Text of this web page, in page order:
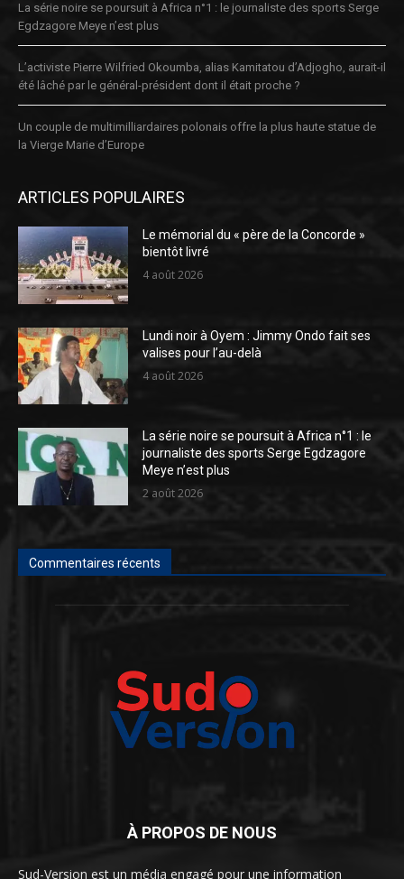
La série noire se poursuit à Africa n°1 : le journaliste des sports Serge
Egdzagore Meye n’est plus
L’activiste Pierre Wilfried Okoumba, alias Kamitatou d’Adjogho, aurait-il
été lâché par le général-président dont il était proche ?
Un couple de multimilliardaires polonais offre la plus haute statue de
la Vierge Marie d’Europe
ARTICLES POPULAIRES
Le mémorial du « père de la Concorde »
bientôt livré
4 août 2026
Lundi noir à Oyem : Jimmy Ondo fait ses
valises pour l’au-delà
4 août 2026
La série noire se poursuit à Africa n°1 : le
journaliste des sports Serge Egdzagore
Meye n’est plus
2 août 2026
Commentaires récents
À PROPOS DE NOUS
Sud-Version est un média engagé pour une information